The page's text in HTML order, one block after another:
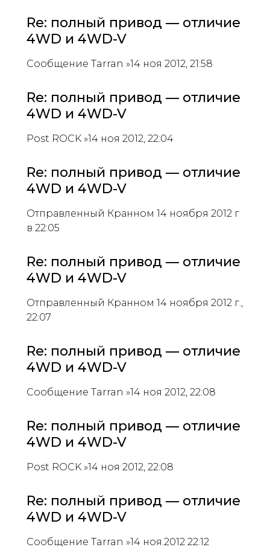
Re: полный привод — отличие
4WD и 4WD-V
Сообщение Tarran »14 ноя 2012, 21:58
Re: полный привод — отличие
4WD и 4WD-V
Post ROCK »14 ноя 2012, 22:04
Re: полный привод — отличие
4WD и 4WD-V
Отправленный Кранном 14 ноября 2012 г
в 22:05
Re: полный привод — отличие
4WD и 4WD-V
Отправленный Кранном 14 ноября 2012 г.,
22:07
Re: полный привод — отличие
4WD и 4WD-V
Сообщение Tarran »14 ноя 2012, 22:08
Re: полный привод — отличие
4WD и 4WD-V
Post ROCK »14 ноя 2012, 22:08
Re: полный привод — отличие
4WD и 4WD-V
Сообщение Tarran »14 ноя.2012 22:12